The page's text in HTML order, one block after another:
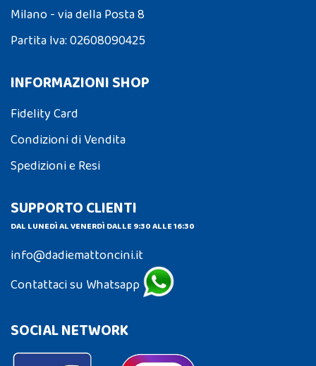
Milano - via della Posta 8
Partita Iva: 02608090425
INFORMAZIONI SHOP
Fidelity Card
Condizioni di Vendita
Spedizioni e Resi
SUPPORTO CLIENTI
DAL LUNEDÌ AL VENERDÌ DALLE 9:30 ALLE 16:30
info@dadiemattoncini.it
Contattaci su Whatsapp
SOCIAL NETWORK